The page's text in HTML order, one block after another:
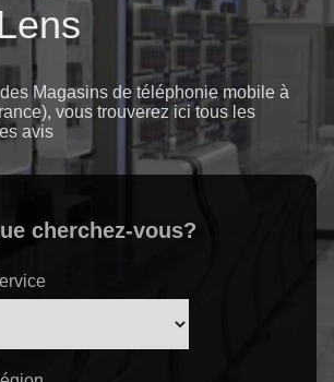
Magasins de téléphonie mobile à
vous trouverez ici tous les
avis
cherchez-vous?